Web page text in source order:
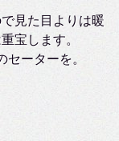
見た目よりは暖
宝します。
ーターを。